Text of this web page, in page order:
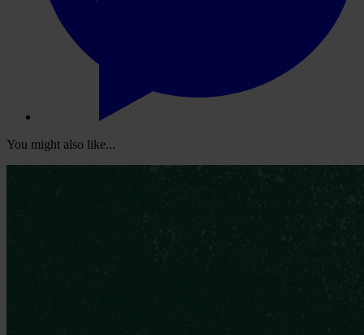
You might also like...